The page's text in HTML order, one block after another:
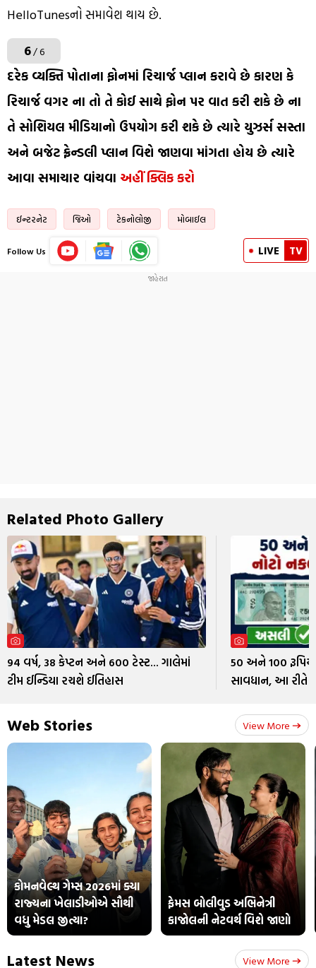
HelloTunesનો સમાવેશ થાય છે.
6/ 6
દરેક વ્યક્તિ પોતાના ફોનમાં રિચાર્જ પ્લાન કરાવે છે કારણ કે
રિચાર્જ વગર ના તો તે કોઈ સાથે ફોન પર વાત કરી શકે છે ના
તે સોશિયલ મીડિયાનો ઉપયોગ કરી શકે છે ત્યારે યુઝર્સ સસ્તા
અને બજેટ ફ્રેન્ડલી પ્લાન વિશે જાણવા માંગતા હોય છે ત્યારે
આવા સમાચાર વાંચવા અહીં ક્લિક કરો
ઈન્ટરનેટ જિઓ ટેકનોલોજી મોબાઈલ
Follow Us LIVE TV
Related Photo Gallery
94 વર્ષ, 38 કેપ્ટન અને 600 ટેસ્ટ... ગાલેમાં
ટીમ ઈન્ડિયા રચશે ઈતિહાસ
50 અને 100
સાવધાન, આ
Web Stories View More
કોમનવેલ્થ ગેમ્સ 2026માં ક્યા
રાજ્યના ખેલાડીઓએ સૌથી
વધુ મેડલ જીત્યા?
ફેમસ બોલીવુડ અભિનેત્રી
કાજોલની નેટવર્થ વિશે જાણો
Latest News View More